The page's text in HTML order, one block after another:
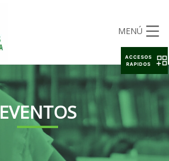
MENÚ
EVENTOS
ACCESOS
RAPIDOS